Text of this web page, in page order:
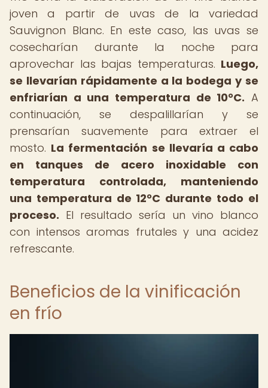
joven a partir de uvas de la variedad
Sauvignon Blanc. En este caso, las uvas se
cosecharían durante la noche para
aprovechar las bajas temperaturas. Luego,
se llevarían rápidamente a la bodega y se
enfriarían a una temperatura de 10°C. A
continuación, se despalillarían y se
prensarían suavemente para extraer el
mosto. La fermentación se llevaría a cabo
en tanques de acero inoxidable con
temperatura controlada, manteniendo
una temperatura de 12°C durante todo el
proceso. El resultado sería un vino blanco
con intensos aromas frutales y una acidez
refrescante.
Beneficios de la vinificación
en frío